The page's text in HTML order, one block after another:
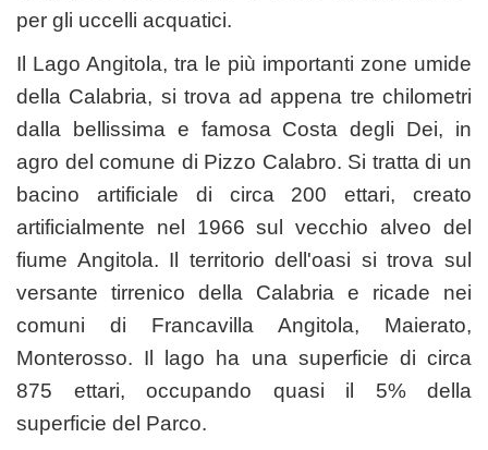
per gli uccelli acquatici.
Il Lago Angitola, tra le più importanti zone umide
della Calabria, si trova ad appena tre chilometri
dalla bellissima e famosa Costa degli Dei, in
agro del comune di Pizzo Calabro. Si tratta di un
bacino artificiale di circa 200 ettari, creato
artificialmente nel 1966 sul vecchio alveo del
fiume Angitola. Il territorio dell'oasi si trova sul
versante tirrenico della Calabria e ricade nei
comuni di Francavilla Angitola, Maierato,
Monterosso. Il lago ha una superficie di circa
875 ettari, occupando quasi il 5% della
superficie del Parco.